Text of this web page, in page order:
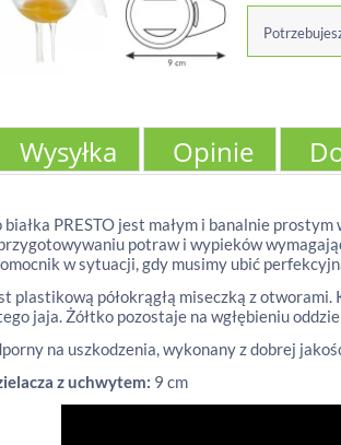
Wysyłka Opinie
białka PRESTO jest małym i banalnie
potraw i wypieków
w sytuacji, gdy musimy ubić
plastikową półokrągłą miseczką z
jaja. Żółtko pozostaje na wgłębieniu
na uszkodzenia, wykonany z dobrej
z uchwytem: 9 cm